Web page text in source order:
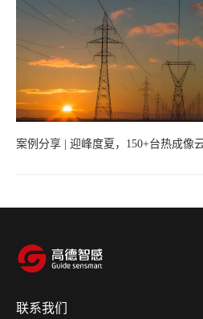
案例分享 | 迎峰度夏，150+台热成像
联系我们